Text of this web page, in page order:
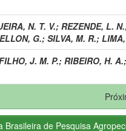
N. T. V.; REZENDE, L. N.
G.; SILVA, M. R.;
J. M. P.; RIBEIRO, H. A.;
Brasileira de Pesquisa